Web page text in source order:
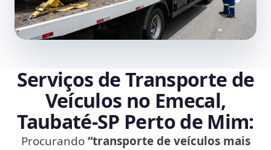
Serviços de Transporte de
Veículos no Emecal,
Taubaté‑SP Perto de Mim:
Procurando“transporte de veículos mais